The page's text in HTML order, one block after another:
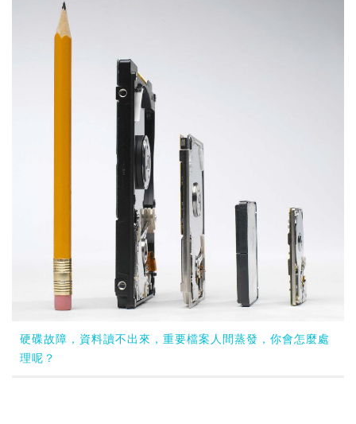
硬碟故障，資料讀不出來，重要檔案人間蒸發，你會怎麼處
理呢？